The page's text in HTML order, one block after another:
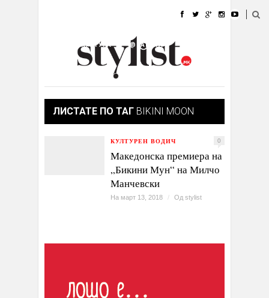
УБАВИНА
КУЛТУРА @РАБОТА
ИЗЛОГ
ЛИСТАТЕ ПО ТАГ BIKINI MOON
КУЛТУРЕН ВОДИЧ 0
Македонска премиера на
„Бикини Мун“ на Милчо
Манчевски
На март 13, 2018 / Од stylist